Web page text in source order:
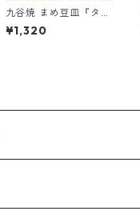
九谷焼 まめ豆皿『タヌ
キとキツネ』 なかよし
¥1,320